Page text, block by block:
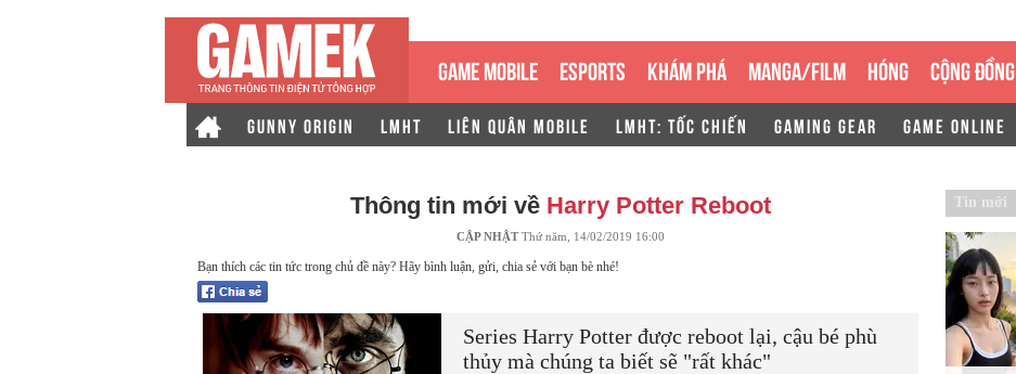
GAME MOBILE ESPORTS KHÁM PHÁ MANGA/FILM HÓNG CỘNG ĐỒNG
GUNNY ORIGIN LMHT LIÊN QUÂN MOBILE LMHT: TỐC CHIẾN GAMING GEAR GAME ONLINE
Thông tin mới về Harry Potter Reboot
CẬP NHẬTThứ năm, 14/02/2019 16:00
Bạn thích các tin tức trong chủ đề này? Hãy bình luận, gửi, chia sẻ với bạn bè nhé!
Series Harry Potter được reboot lại, cậu bé phù
thủy mà chúng ta biết sẽ "rất khác"
Tin mới